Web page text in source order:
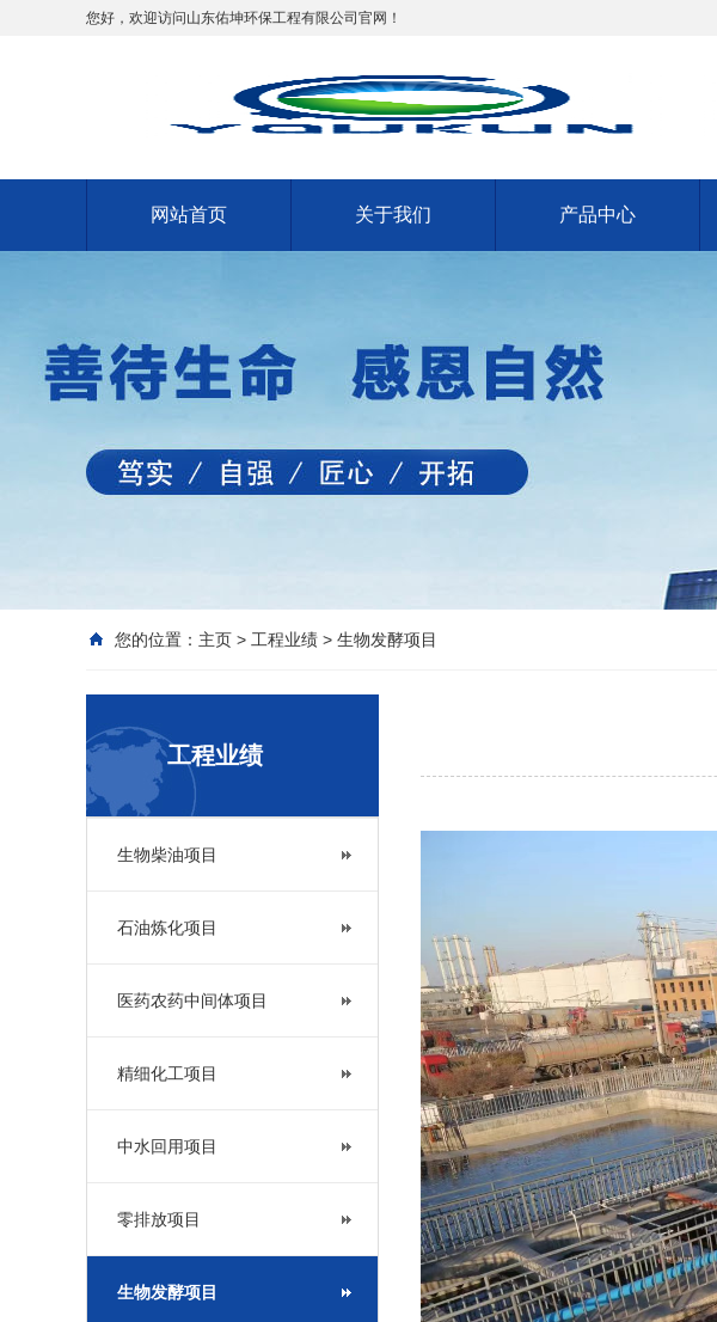
您好，欢迎访问山东佑坤环保工程有限公司官网！
网站首页 关于我们 产品中心
您的位置： 主页 > 工程业绩 > 生物发酵项目
工程业绩
生物柴油项目
石油炼化项目
医药农药中间体项目
精细化工项目
中水回用项目
零排放项目
生物发酵项目